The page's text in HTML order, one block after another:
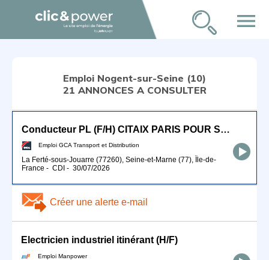
menu
Emploi Nogent-sur-Seine (10)
21 ANNONCES A CONSULTER
Conducteur PL (F/H) CITAIX PARIS POUR SEPTEMBRE 2026
Emploi GCA Transport et Distribution
La Ferté-sous-Jouarre (77260), Seine-et-Marne (77), Île-de-
France - CDI - 30/07/2026
Créer une alerte e-mail
Electricien industriel itinérant (H/F)
Emploi Manpower